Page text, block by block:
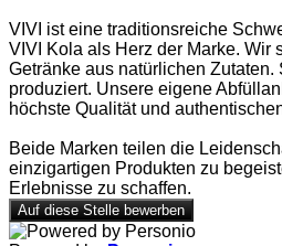
VIVI ist eine traditionsreiche
VIVI Kola als Herz der Marke. Wir
Getränke aus natürlichen Zutaten.
produziert. Unsere eigene
höchste Qualität und
Beide Marken teilen die
einzigartigen Produkten zu
Erlebnisse zu schaffen.
Auf diese Stelle bewerben